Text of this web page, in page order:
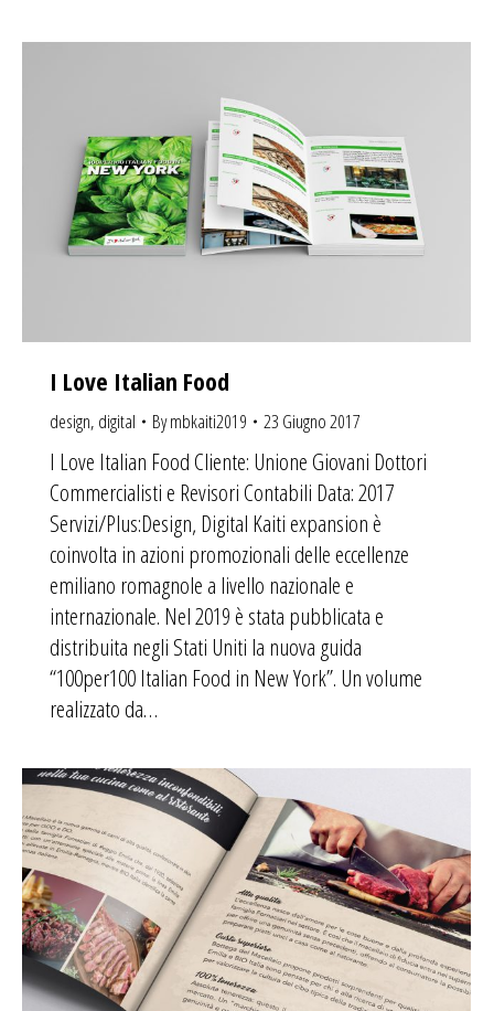
I Love Italian Food
design, digital Bymbkaiti2019 23 Giugno 2017
I Love Italian Food Cliente: Unione Giovani Dottori
Commercialisti e Revisori Contabili Data: 2017
Servizi/Plus:Design, Digital Kaiti expansion è
coinvolta in azioni promozionali delle eccellenze
emiliano romagnole a livello nazionale e
internazionale. Nel 2019 è stata pubblicata e
distribuita negli Stati Uniti la nuova guida
“100per100 Italian Food in New York”. Un volume
realizzato da…